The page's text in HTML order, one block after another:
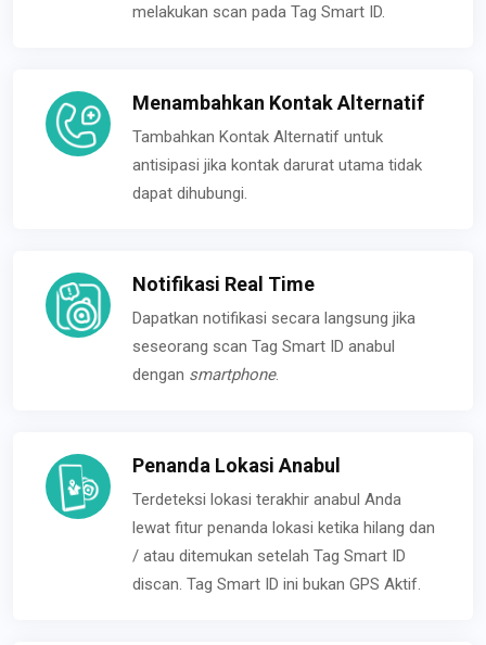
melakukan scan pada Tag Smart ID.
Menambahkan Kontak Alternatif
Tambahkan Kontak Alternatif untuk
antisipasi jika kontak darurat utama tidak
dapat dihubungi.
Notifikasi Real Time
Dapatkan notifikasi secara langsung jika
seseorang scan Tag Smart ID anabul
dengan smartphone.
Penanda Lokasi Anabul
Terdeteksi lokasi terakhir anabul Anda
lewat fitur penanda lokasi ketika hilang dan
/ atau ditemukan setelah Tag Smart ID
discan. Tag Smart ID ini bukan GPS Aktif.